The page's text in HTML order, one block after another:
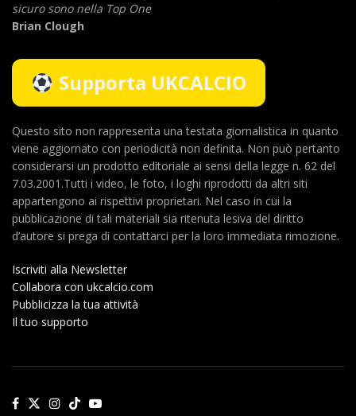
sicuro sono nella Top One
Brian Clough
Supporta UKCALCIO
Questo sito non rappresenta una testata giornalistica in quanto
viene aggiornato con periodicità non definita. Non può pertanto
considerarsi un prodotto editoriale ai sensi della legge n. 62 del
7.03.2001.Tutti i video, le foto, i loghi riprodotti da altri siti
appartengono ai rispettivi proprietari. Nel caso in cui la
pubblicazione di tali materiali sia ritenuta lesiva del diritto
d’autore si prega di contattarci per la loro immediata rimozione.
Iscriviti alla Newsletter
Collabora con ukcalcio.com
Pubblicizza la tua attività
Il tuo supporto